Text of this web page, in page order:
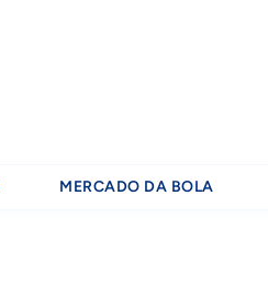
MERCADO DA BOLA